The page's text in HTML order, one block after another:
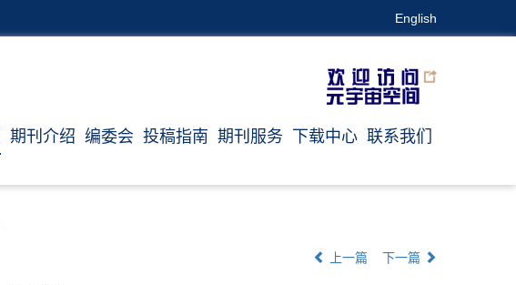
English
期刊介绍 编委会 投稿指南 期刊服务 下载中心 联系我们
上一篇 下一篇